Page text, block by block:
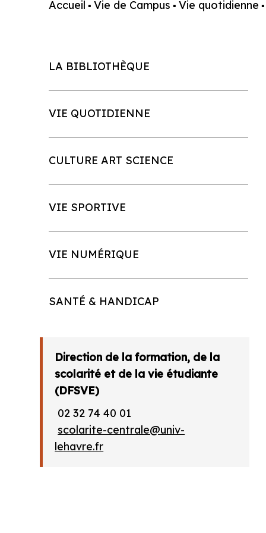
Accueil ▪Vie de Campus ▪Vie quotidienne
LA BIBLIOTHÈQUE
VIE QUOTIDIENNE
CULTURE ART SCIENCE
VIE SPORTIVE
VIE NUMÉRIQUE
SANTÉ & HANDICAP
Direction de la formation, de la
scolarité et de la vie étudiante
(DFSVE)
02 32 74 40 01
scolarite-centrale@univ-
lehavre.fr